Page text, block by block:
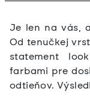
Je len na vás,
Od tenučkej
statement
farbami pre
odtieňov.